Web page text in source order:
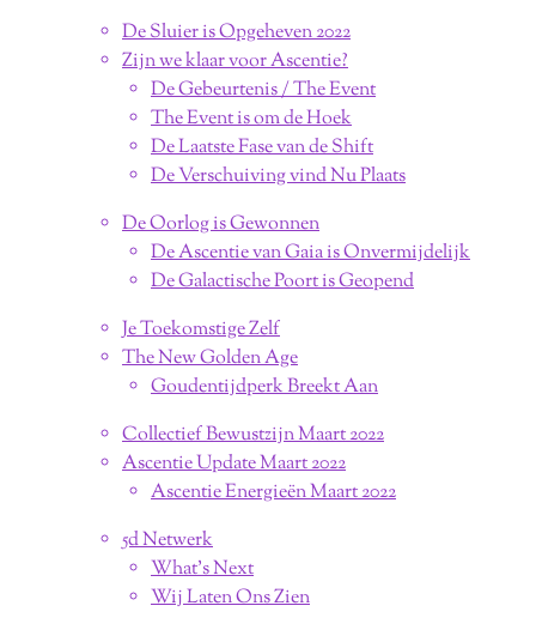
De Sluier is Opgeheven 2022
Zijn we klaar voor Ascentie?
De Gebeurtenis / The Event
The Event is om de Hoek
De Laatste Fase van de Shift
De Verschuiving vind Nu Plaats
De Oorlog is Gewonnen
De Ascentie van Gaia is Onvermijdelijk
De Galactische Poort is Geopend
Je Toekomstige Zelf
The New Golden Age
Goudentijdperk Breekt Aan
Collectief Bewustzijn Maart 2022
Ascentie Update Maart 2022
Ascentie Energieën Maart 2022
5d Netwerk
What's Next
Wij Laten Ons Zien